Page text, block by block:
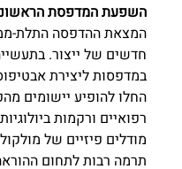
השפעת המדפסת
המצאת ההדפסה התלת-
חדשים של ייצור.
במדפסות ליצירת
החלו להופיע יישומים
רפואיים ורקמות
מודלים פיזיים של
תרמה רבות לתחום